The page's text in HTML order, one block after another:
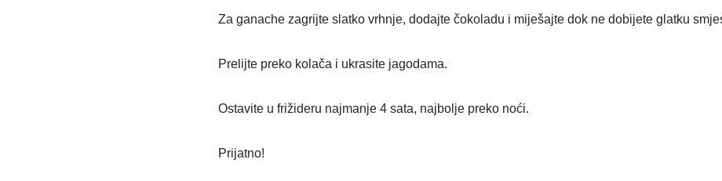
Za ganache zagrijte slatko vrhnje, dodajte čokoladu i miješajte dok ne dobijete glatku
Prelijte preko kolača i ukrasite jagodama.
Ostavite u frižideru najmanje 4 sata, najbolje preko noći.
Prijatno!